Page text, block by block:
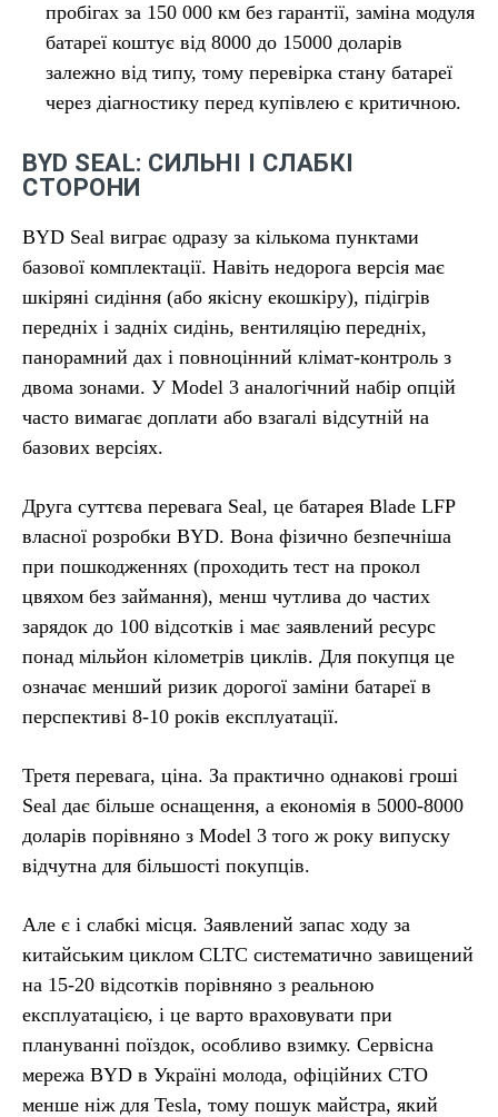
пробігах за 150 000 км без гарантії, заміна модуля
батареї коштує від 8000 до 15000 доларів
залежно від типу, тому перевірка стану батареї
через діагностику перед купівлею є критичною.
BYD SEAL: СИЛЬНІ І СЛАБКІ
СТОРОНИ
BYD Seal виграє одразу за кількома пунктами
базової комплектації. Навіть недорога версія має
шкіряні сидіння (або якісну екошкіру), підігрів
передніх і задніх сидінь, вентиляцію передніх,
панорамний дах і повноцінний клімат-контроль з
двома зонами. У Model 3 аналогічний набір опцій
часто вимагає доплати або взагалі відсутній на
базових версіях.
Друга суттєва перевага Seal, це батарея Blade LFP
власної розробки BYD. Вона фізично безпечніша
при пошкодженнях (проходить тест на прокол
цвяхом без займання), менш чутлива до частих
зарядок до 100 відсотків і має заявлений ресурс
понад мільйон кілометрів циклів. Для покупця це
означає менший ризик дорогої заміни батареї в
перспективі 8-10 років експлуатації.
Третя перевага, ціна. За практично однакові гроші
Seal дає більше оснащення, а економія в 5000-8000
доларів порівняно з Model 3 того ж року випуску
відчутна для більшості покупців.
Але є і слабкі місця. Заявлений запас ходу за
китайським циклом CLTC систематично завищений
на 15-20 відсотків порівняно з реальною
експлуатацією, і це варто враховувати при
плануванні поїздок, особливо взимку. Сервісна
мережа BYD в Україні молода, офіційних СТО
менше ніж для Tesla, тому пошук майстра, який